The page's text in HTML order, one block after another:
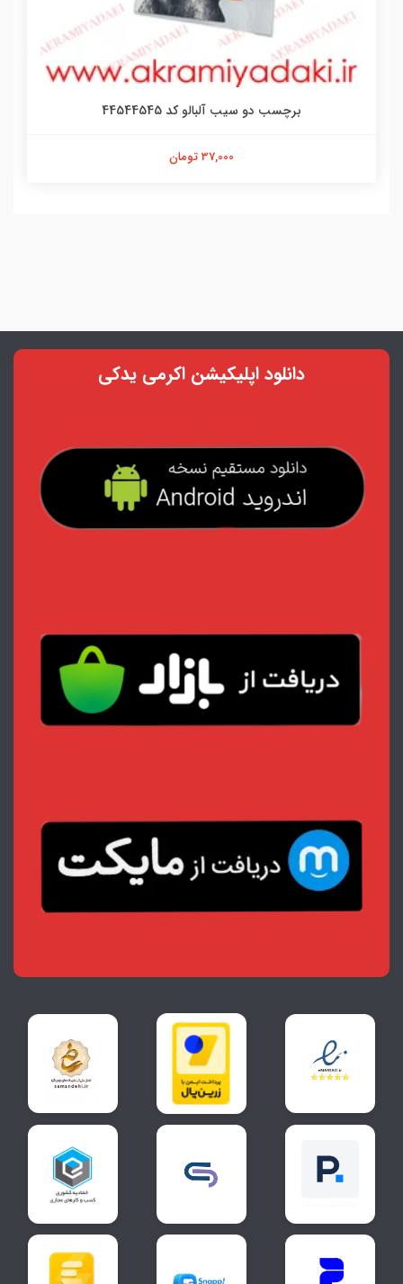
برچسب دو سیب آلبالو کد 44544545
37,000 تومان
دانلود اپلیکیشن اکرمی یدکی